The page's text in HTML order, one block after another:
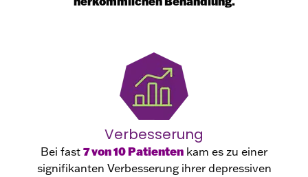
Verbesserung
Bei fast 7 von 10 Patienten kam es zu einer
signifikanten Verbesserung ihrer depressiven